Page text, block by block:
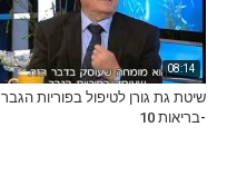
08:14
שיטת גת גורן לטיפול בפוריות הגבר
-בריאות 10